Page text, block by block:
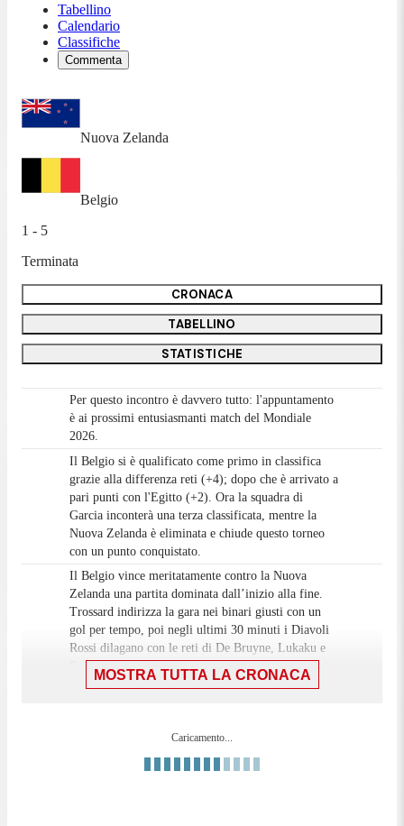
Tabellino
Calendario
Classifiche
Commenta
Nuova Zelanda
Belgio
1 - 5
Terminata
CRONACA
TABELLINO
STATISTICHE
Per questo incontro è davvero tutto: l'appuntamento
è ai prossimi entusiasmanti match del Mondiale
2026.
Il Belgio si è qualificato come primo in classifica
grazie alla differenza reti (+4); dopo che è arrivato a
pari punti con l'Egitto (+2). Ora la squadra di
Garcia inconterà una terza classificata, mentre la
Nuova Zelanda è eliminata e chiude questo torneo
con un punto conquistato.
Il Belgio vince meritatamente contro la Nuova
Zelanda una partita dominata dall’inizio alla fine.
Trossard indirizza la gara nei binari giusti con un
gol per tempo, poi negli ultimi 30 minuti i Diavoli
Rossi dilagano con le reti di De Bruyne, Lukaku e
bandiera del solito Just, autore di tre reti in questo
contro la Nuova Zelanda.
GOL! Nuova Zelanda-BELGIO 1-5: rete di Alexis
MOSTRA TUTTA LA CRONACA
Caricamento...